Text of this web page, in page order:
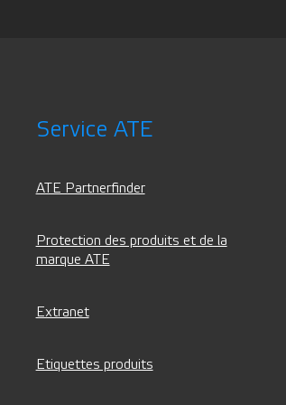
Service ATE
ATE Partnerfinder
Protection des produits et de la
marque ATE
Extranet
Etiquettes produits